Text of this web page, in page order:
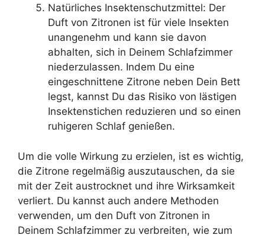
Natürliches Insektenschutzmittel: Der
Duft von Zitronen ist für viele Insekten
unangenehm und kann sie davon
abhalten, sich in Deinem Schlafzimmer
niederzulassen. Indem Du eine
eingeschnittene Zitrone neben Dein Bett
legst, kannst Du das Risiko von lästigen
Insektenstichen reduzieren und so einen
ruhigeren Schlaf genießen.
Um die volle Wirkung zu erzielen, ist es wichtig,
die Zitrone regelmäßig auszutauschen, da sie
mit der Zeit austrocknet und ihre Wirksamkeit
verliert. Du kannst auch andere Methoden
verwenden, um den Duft von Zitronen in
Deinem Schlafzimmer zu verbreiten, wie zum